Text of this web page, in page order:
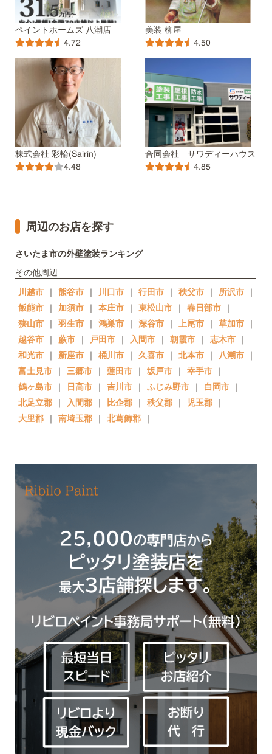
ペイントホームズ 八潮店
4.72
美装 柳屋
4.50
株式会社 彩輪(Sairin)
4.48
合同会社 サワディーハウス
4.85
周辺のお店を探す
さいたま市の外壁塗装ランキング
その他周辺
川越市 ｜ 熊谷市 ｜ 川口市 ｜ 行田市 ｜ 秩父市 ｜ 所沢市 ｜
飯能市 ｜ 加須市 ｜ 本庄市 ｜ 東松山市 ｜ 春日部市 ｜
狭山市 ｜ 羽生市 ｜ 鴻巣市 ｜ 深谷市 ｜ 上尾市 ｜ 草加市 ｜
越谷市 ｜ 蕨市 ｜ 戸田市 ｜ 入間市 ｜ 朝霞市 ｜ 志木市 ｜
和光市 ｜ 新座市 ｜ 桶川市 ｜ 久喜市 ｜ 北本市 ｜ 八潮市 ｜
富士見市 ｜ 三郷市 ｜ 蓮田市 ｜ 坂戸市 ｜ 幸手市 ｜
鶴ヶ島市 ｜ 日高市 ｜ 吉川市 ｜ ふじみ野市 ｜ 白岡市 ｜
北足立郡 ｜ 入間郡 ｜ 比企郡 ｜ 秩父郡 ｜ 児玉郡 ｜
大里郡 ｜ 南埼玉郡 ｜ 北葛飾郡 ｜